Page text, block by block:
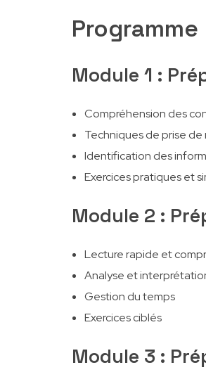
Module 1 :
Compréhension des
Techniques de prise de
Identification des
Exercices pratiques et
Module 2 :
Lecture rapide et
Analyse et
Gestion du temps
Exercices ciblés
Module 3 :